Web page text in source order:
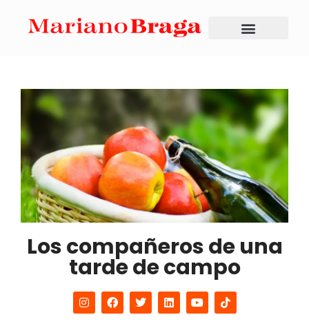
Los compañeros de una
tarde de campo